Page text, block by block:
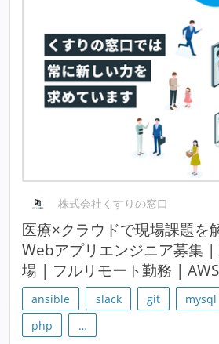
株式会社くすりの窓口
医療×クラウドで現場課題を
Webアプリエンジニア募集 |
場 | フルリモート勤務 |
ansible slack git mysql
php
…